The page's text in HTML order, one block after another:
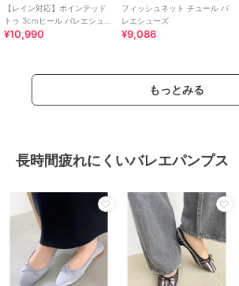
【レイン対応】ポインテッド
トゥ 3cmヒール バレエシュー
ズ
¥10,990
フィッシュネット チュール バ
レエシューズ
¥9,086
もっとみる
長時間疲れにくいバレエパンプス